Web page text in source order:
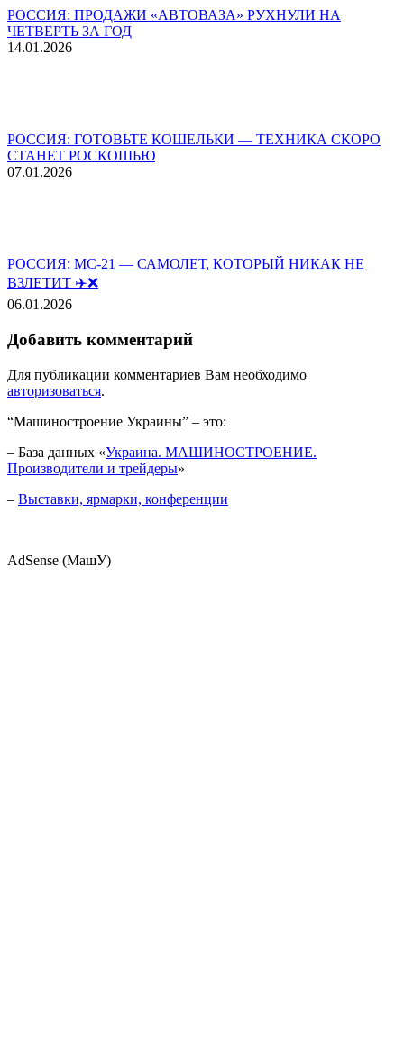
РОССИЯ: ПРОДАЖИ «АВТОВАЗА» РУХНУЛИ НА
ЧЕТВЕРТЬ ЗА ГОД
14.01.2026
РОССИЯ: ГОТОВЬТЕ КОШЕЛЬКИ — ТЕХНИКА СКОРО
СТАНЕТ РОСКОШЬЮ
07.01.2026
РОССИЯ: МС-21 — САМОЛЕТ, КОТОРЫЙ НИКАК НЕ
ВЗЛЕТИТ ✈️❌
06.01.2026
Добавить комментарий
Для публикации комментариев Вам необходимо
авторизоваться.
“Машиностроение Украины” – это:
– База данных «Украина. МАШИНОСТРОЕНИЕ.
Производители и трейдеры»
– Выставки, ярмарки, конференции
AdSense (МашУ)